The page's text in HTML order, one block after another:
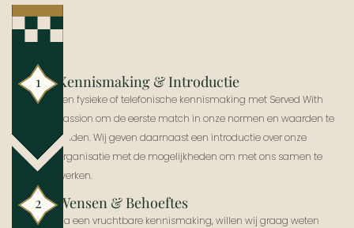
1 Kennismaking & Introductie
Een fysieke of telefonische kennismaking met Served With
Passion om de eerste match in onze normen en waarden te
vinden. Wij geven daarnaast een introductie over onze
organisatie met de mogelijkheden om met ons samen te
werken.
2 Wensen & Behoeftes
Na een vruchtbare kennismaking, willen wij graag weten